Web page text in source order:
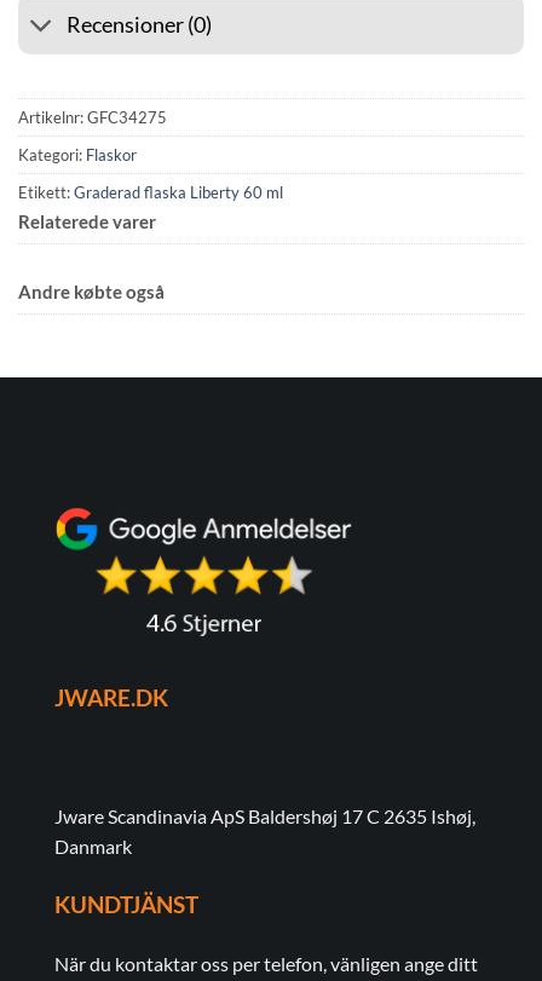
Recensioner (0)
Artikelnr:GFC34275
Kategori: Flaskor
Etikett:Graderad flaska Liberty 60 ml
Relaterede varer
Andre købte også
JWARE.DK
Jware Scandinavia ApS Baldershøj 17 C 2635 Ishøj,
Danmark
KUNDTJÄNST
När du kontaktar oss per telefon, vänligen ange ditt